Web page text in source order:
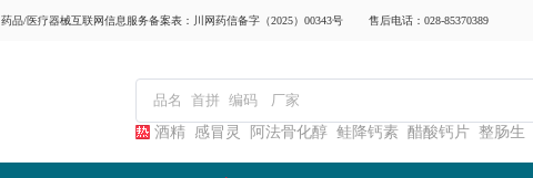
药品/医疗器械互联网信息服务备案表：川网药信备字（2025）00343号 售后电话：028-85370389
酒精 感冒灵 阿法骨化醇 鲑降钙素 醋酸钙片 整肠生
眉山天府新区龙马镇凤 2026/8/7
宜宾市翠屏区白花镇白